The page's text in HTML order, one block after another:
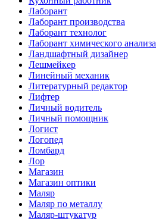
Лаборант
Лаборант производства
Лаборант технолог
Лаборант химического анализа
Ландшафтный дизайнер
Лешмейкер
Линейный механик
Литературный редактор
Лифтер
Личный водитель
Личный помощник
Логист
Логопед
Ломбард
Лор
Магазин
Магазин оптики
Маляр
Маляр по металлу
Маляр-штукатур